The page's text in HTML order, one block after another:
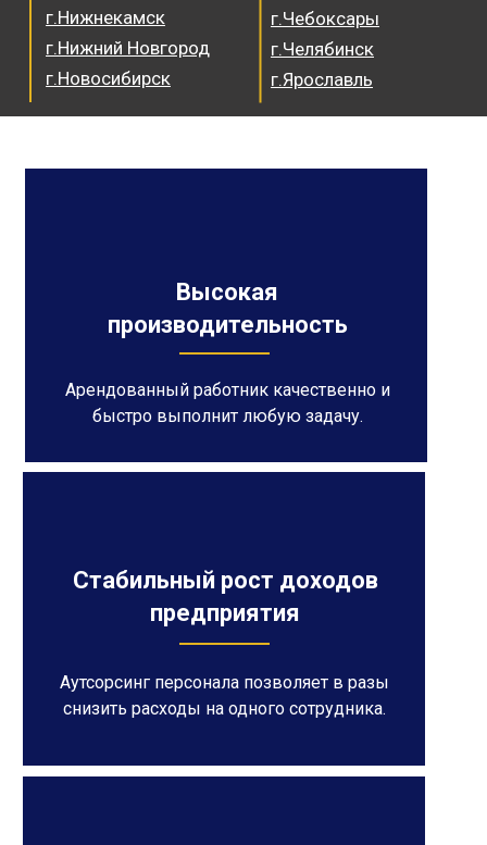
г.Чебоксары
г.Челябинск
г.Ярославль
г.Нижнекамск
г.Нижний Новгород
г.Новосибирск
Высокая
производительность
Арендованный работник качественно и
быстро выполнит любую задачу.
Стабильный рост доходов
предприятия
Аутсорсинг персонала позволяет в разы
снизить расходы на одного сотрудника.